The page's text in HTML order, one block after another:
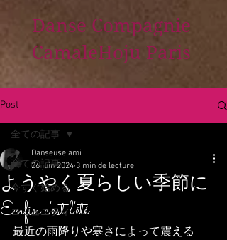
Danse Compagnie
CamaleHoju Paris
Post
全ての記事
今すぐ始める
コミュニティ
全ての記事
ようやく夏らしい季節に
Enfin c'est l'été!
Danseuse ami
26 juin 2024 3 min de lecture
最近の雨降りや寒さによって震える